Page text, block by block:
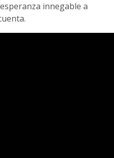
innegable a